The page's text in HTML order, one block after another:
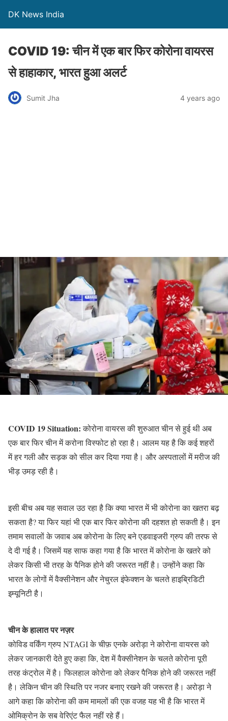
DK News India
COVID 19: चीन में एक बार फिर कोरोना वायरस
से हाहाकार, भारत हुआ अलर्ट
Sumit Jha 4 years ago
COVID 19 Situation:कोरोना वायरस की शुरुआत चीन से हुई थी अब
एक बार फिर चीन में करोना विस्फोट हो रहा है। आलम यह है कि कई शहरों
में हर गली और सड़क को सील कर दिया गया है। और अस्पतालों में मरीज की
भीड़ उमड़ रही है।
इसी बीच अब यह सवाल उठ रहा है कि क्या भारत में भी कोरोना का खतरा बढ़
सकता है? या फिर यहां भी एक बार फिर कोरोना की दहशत हो सकती है। इन
तमाम सवालों के जवाब अब कोरोना के लिए बने एडवाइजरी ग्रुप की तरफ से
दे दी गई है। जिसमें यह साफ कहा गया है कि भारत में कोरोना के खतरे को
लेकर किसी भी तरह के पैनिक होने की जरूरत नहीं है। उन्होंने कहा कि
भारत के लोगों में वैक्सीनेशन और नेचुरल इंफेक्शन के चलते हाइब्रिडिटी
इम्यूनिटी है।
चीन के हालात पर नज़र
कोविड वर्किंग ग्रुप NTAGI के चीफ़ एनके अरोड़ा ने कोरोना वायरस को
लेकर जानकारी देते हुए कहा कि, देश में वैक्सीनेशन के चलते कोरोना पूरी
तरह कंट्रोल में है। फिलहाल कोरोना को लेकर पैनिक होने की जरूरत नहीं
है। लेकिन चीन की स्थिति पर नजर बनाए रखने की जरूरत है। अरोड़ा ने
आगे कहा कि कोरोना की कम मामलों की एक वजह यह भी है कि भारत में
ओमिक्रोन के सब वेरिएंट फैल नहीं रहे हैं।